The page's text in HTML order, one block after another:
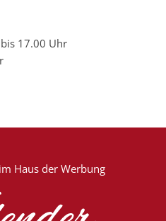
17.00 Uhr
Haus der Werbung